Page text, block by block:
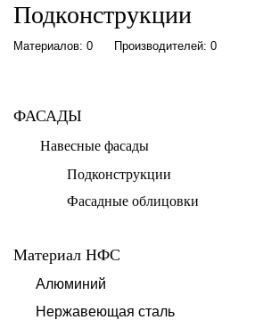
Подконструкции
Материалов: 0 Производителей: 0
ФАСАДЫ
Навесные фасады
Подконструкции
Фасадные облицовки
Материал НФС
Алюминий
Нержавеющая сталь